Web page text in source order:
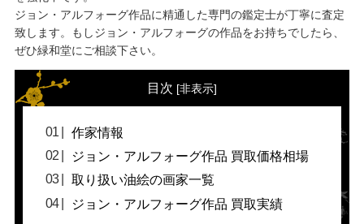
ジョン・アルフォーグ作品に精通した専門の鑑定士が丁寧に査定
致します。もしジョン・アルフォーグの作品をお持ちでしたら、
ぜひ緑和堂にご相談下さい。
目次 [非表示]
作家情報
ジョン・アルフォーグ作品 買取価格相場
取り扱い油絵の画家一覧
ジョン・アルフォーグ作品 買取実績